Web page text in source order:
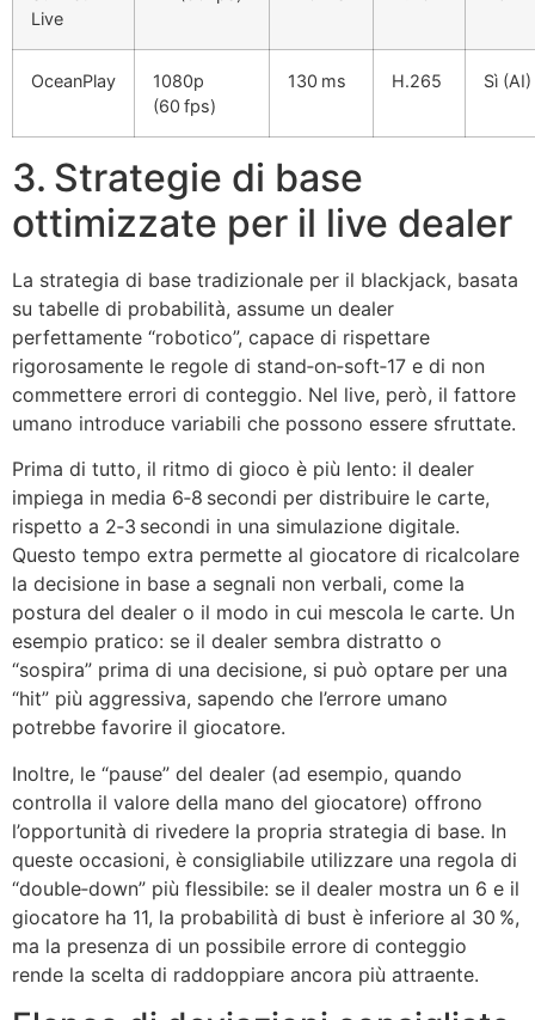
Live
OceanPlay
1080p
(60 fps)
130 ms H.265 Sì (AI)
3. Strategie di base
ottimizzate per il live dealer
La strategia di base tradizionale per il blackjack, basata
su tabelle di probabilità, assume un dealer
perfettamente “robotico”, capace di rispettare
rigorosamente le regole di stand‑on‑soft‑17 e di non
commettere errori di conteggio. Nel live, però, il fattore
umano introduce variabili che possono essere sfruttate.
Prima di tutto, il ritmo di gioco è più lento: il dealer
impiega in media 6‑8 secondi per distribuire le carte,
rispetto a 2‑3 secondi in una simulazione digitale.
Questo tempo extra permette al giocatore di ricalcolare
la decisione in base a segnali non verbali, come la
postura del dealer o il modo in cui mescola le carte. Un
esempio pratico: se il dealer sembra distratto o
“sospira” prima di una decisione, si può optare per una
“hit” più aggressiva, sapendo che l’errore umano
potrebbe favorire il giocatore.
Inoltre, le “pause” del dealer (ad esempio, quando
controlla il valore della mano del giocatore) offrono
l’opportunità di rivedere la propria strategia di base. In
queste occasioni, è consigliabile utilizzare una regola di
“double‑down” più flessibile: se il dealer mostra un 6 e il
giocatore ha 11, la probabilità di bust è inferiore al 30 %,
ma la presenza di un possibile errore di conteggio
rende la scelta di raddoppiare ancora più attraente.